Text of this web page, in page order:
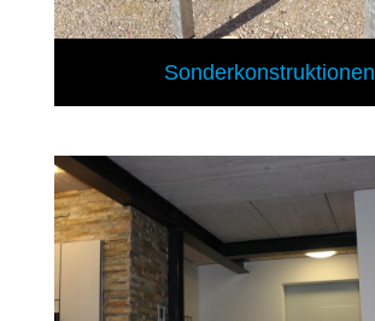
Sonderkonstruktionen